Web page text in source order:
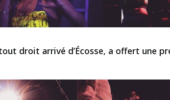
droit arrivé d’Écosse, a offert une